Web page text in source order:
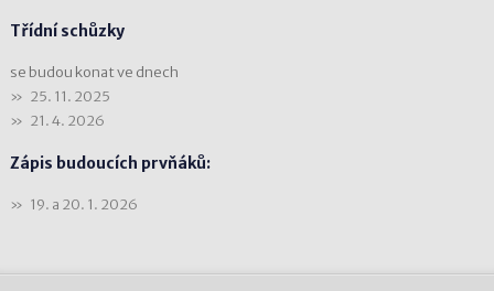
Třídní schůzky
se budou konat ve dnech
25. 11. 2025
21. 4. 2026
Zápis budoucích prvňáků:
19. a 20. 1. 2026